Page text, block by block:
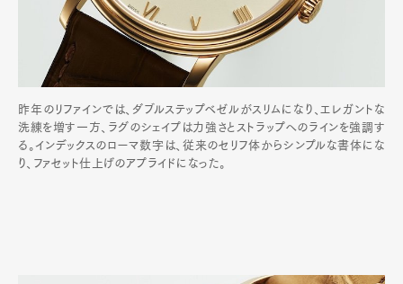
昨年のリファインでは、ダブルステップベゼルがスリムになり、エレガントな
洗練を増す一方、ラグのシェイプは力強さとストラップへのラインを強調す
る。インデックスのローマ数字は、従来のセリフ体からシンプルな書体にな
り、ファセット仕上げのアプライドになった。